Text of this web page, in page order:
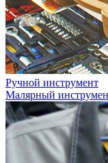
Ручной инструмент
Малярный